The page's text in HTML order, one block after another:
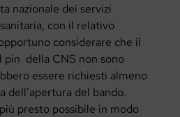
nazionale dei servizi
con il relativo
considerare che il
pin della CNS non sono
essere richiesti almeno
dell’apertura del bando.
presto possibile in modo